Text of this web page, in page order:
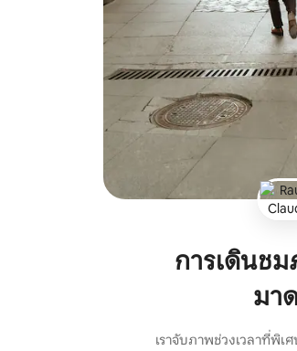
การเดินช
มา
เราจับภาพช่วงเวลาที่พิ